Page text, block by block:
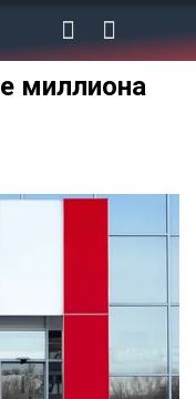
миллиона